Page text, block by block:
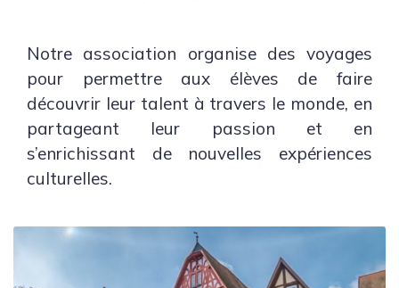
Notre association organise des voyages
pour permettre aux élèves de faire
découvrir leur talent à travers le monde, en
partageant leur passion et en
s’enrichissant de nouvelles expériences
culturelles.